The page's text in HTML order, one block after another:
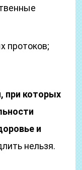
протоков;
при которых
и
нельзя.